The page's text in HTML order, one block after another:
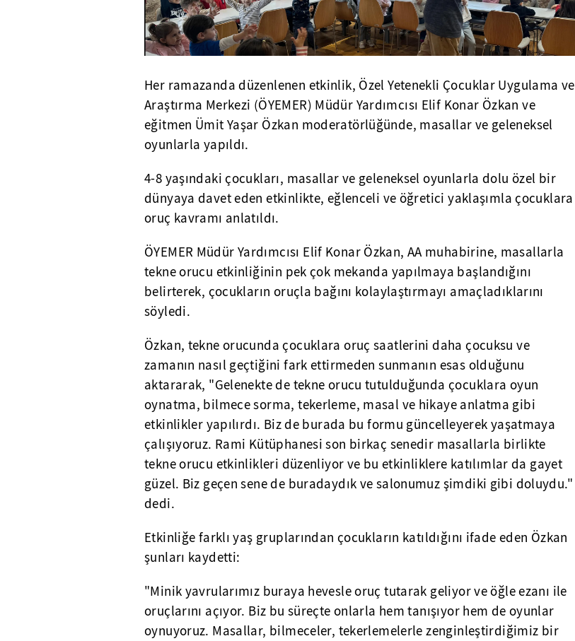
Her ramazanda düzenlenen etkinlik, Özel Yetenekli Çocuklar Uygulama ve
Araştırma Merkezi (ÖYEMER) Müdür Yardımcısı Elif Konar Özkan ve
eğitmen Ümit Yaşar Özkan moderatörlüğünde, masallar ve geleneksel
oyunlarla yapıldı.
4-8 yaşındaki çocukları, masallar ve geleneksel oyunlarla dolu özel bir
dünyaya davet eden etkinlikte, eğlenceli ve öğretici yaklaşımla çocuklara
oruç kavramı anlatıldı.
ÖYEMER Müdür Yardımcısı Elif Konar Özkan, AA muhabirine, masallarla
tekne orucu etkinliğinin pek çok mekanda yapılmaya başlandığını
belirterek, çocukların oruçla bağını kolaylaştırmayı amaçladıklarını
söyledi.
Özkan, tekne orucunda çocuklara oruç saatlerini daha çocuksu ve
zamanın nasıl geçtiğini fark ettirmeden sunmanın esas olduğunu
aktararak, "Gelenekte de tekne orucu tutulduğunda çocuklara oyun
oynatma, bilmece sorma, tekerleme, masal ve hikaye anlatma gibi
etkinlikler yapılırdı. Biz de burada bu formu güncelleyerek yaşatmaya
çalışıyoruz. Rami Kütüphanesi son birkaç senedir masallarla birlikte
tekne orucu etkinlikleri düzenliyor ve bu etkinliklere katılımlar da gayet
güzel. Biz geçen sene de buradaydık ve salonumuz şimdiki gibi doluydu."
dedi.
Etkinliğe farklı yaş gruplarından çocukların katıldığını ifade eden Özkan
şunları kaydetti:
"Minik yavrularımız buraya hevesle oruç tutarak geliyor ve öğle ezanı ile
oruçlarını açıyor. Biz bu süreçte onlarla hem tanışıyor hem de oyunlar
oynuyoruz. Masallar, bilmeceler, tekerlemelerle zenginleştirdiğimiz bir